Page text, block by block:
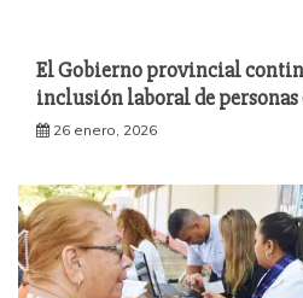
El Gobierno provincial
inclusión laboral de personas
26 enero, 2026